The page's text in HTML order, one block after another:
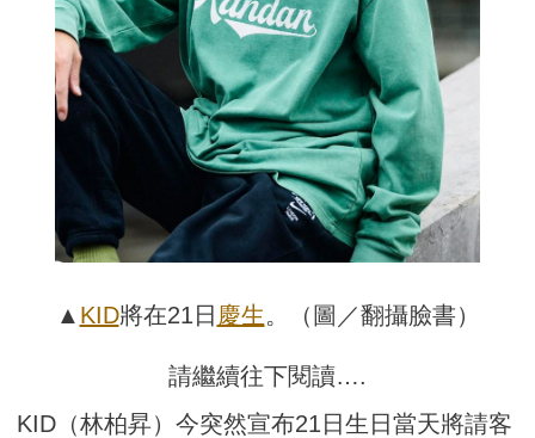
▲ KID將在21日 慶生。（圖／翻攝臉書）
請繼續往下閱讀….
KID（林柏昇）今突然宣布21日生日當天將請客